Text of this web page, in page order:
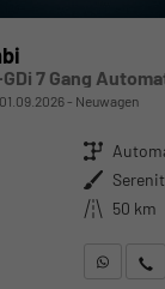
7 Gang
01.09.2026 Neuwagen
Getriebe
Außenfarbe
Kilometerstand 50 km